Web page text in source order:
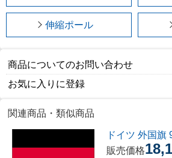
伸縮ポール
商品についてのお問い合わせ
お気に入りに登録
関連商品・類似商品
ドイツ 外国旗
販売価格